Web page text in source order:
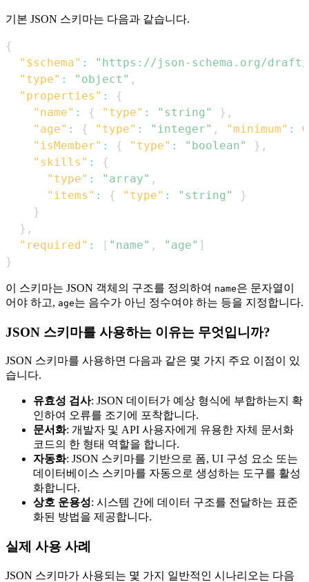
기본 JSON 스키마는 다음과 같습니다.
{
"$schema" :
"https://json-schema.org/draft/
"type" : "object" ,
"properties" :
{
"name" : { "type" : "string" } ,
"age" : { "type" : "integer" , "minimum" :
0
"isMember" : { "type" : "boolean" } ,
"skills" :
{
"type" : "array" ,
"items" : { "type" : "string"
}
}
} ,
"required" : [ "name" , "age" ]
}
이 스키마는 JSON 객체의 구조를 정의하여 name은 문자열이
어야 하고, age는 음수가 아닌 정수여야 하는 등을 지정합니다.
JSON 스키마를 사용하는 이유는 무엇입니까?
JSON 스키마를 사용하면 다음과 같은 몇 가지 주요 이점이 있
습니다.
유효성 검사: JSON 데이터가 예상 형식에 부합하는지 확
인하여 오류를 조기에 포착합니다.
문서화: 개발자 및 API 사용자에게 유용한 자체 문서화
코드의 한 형태 역할을 합니다.
자동화: JSON 스키마를 기반으로 폼, UI 구성 요소 또는
데이터베이스 스키마를 자동으로 생성하는 도구를 활성
화합니다.
상호 운용성: 시스템 간에 데이터 구조를 전달하는 표준
화된 방법을 제공합니다.
실제 사용 사례
JSON 스키마가 사용되는 몇 가지 일반적인 시나리오는 다음